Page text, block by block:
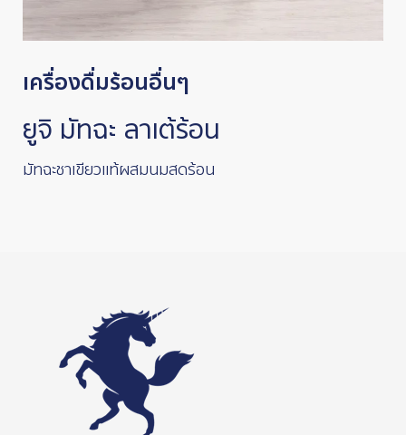
เครื่องดื่มร้อนอื่นๆ
ยูจิ มัทฉะ ลาเต้ร้อน
มัทฉะชาเขียวแท้ผสมนมสดร้อน